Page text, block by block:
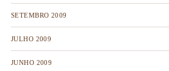
SETEMBRO 2009
JULHO 2009
JUNHO 2009